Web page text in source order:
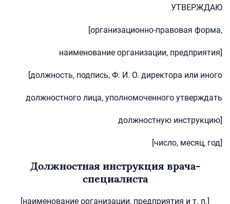
УТВЕРЖДАЮ
[организационно-правовая форма,
наименование организации, предприятия]
[должность, подпись, Ф. И. О. директора или иного
должностного лица, уполномоченного утверждать
должностную инструкцию]
[число, месяц, год]
Должностная инструкция врача-
специалиста
[наименование организации, предприятия и т. п.]